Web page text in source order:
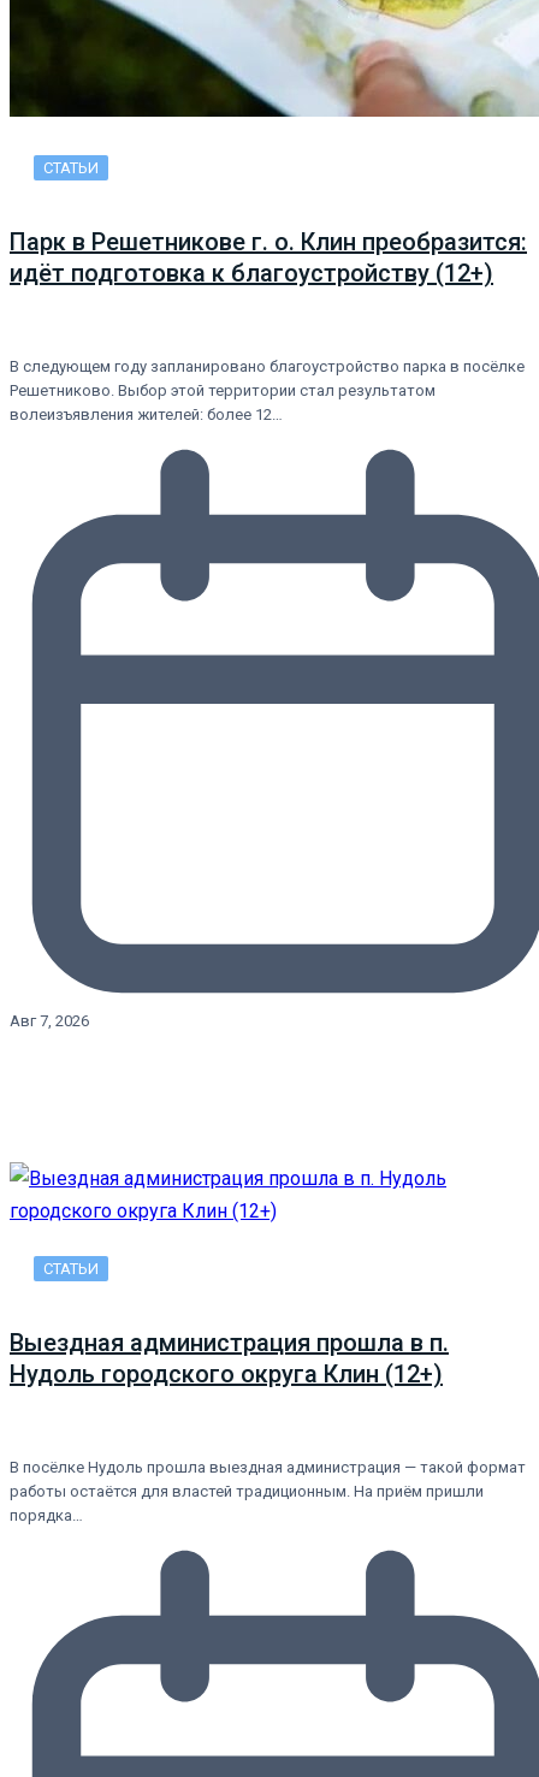
СТАТЬИ
Парк в Решетникове г. о. Клин преобразится:
идёт подготовка к благоустройству (12+)
В следующем году запланировано благоустройство парка в посёлке
Решетниково. Выбор этой территории стал результатом
волеизъявления жителей: более 12…
Авг 7, 2026
СТАТЬИ
Выездная администрация прошла в п.
Нудоль городского округа Клин (12+)
В посёлке Нудоль прошла выездная администрация — такой формат
работы остаётся для властей традиционным. На приём пришли
порядка…